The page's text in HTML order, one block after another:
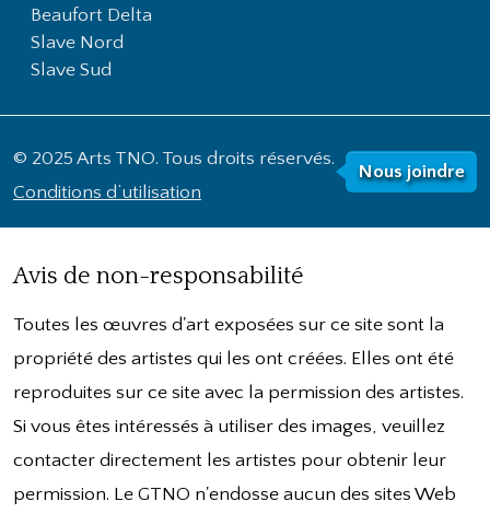
Beaufort Delta
Slave Nord
Slave Sud
© 2025 Arts TNO. Tous droits réservés.
Conditions d’utilisation
Nous joindre
Avis de non-responsabilité
Toutes les œuvres d'art exposées sur ce site sont la
propriété des artistes qui les ont créées. Elles ont été
reproduites sur ce site avec la permission des artistes.
Si vous êtes intéressés à utiliser des images, veuillez
contacter directement les artistes pour obtenir leur
permission. Le GTNO n'endosse aucun des sites Web